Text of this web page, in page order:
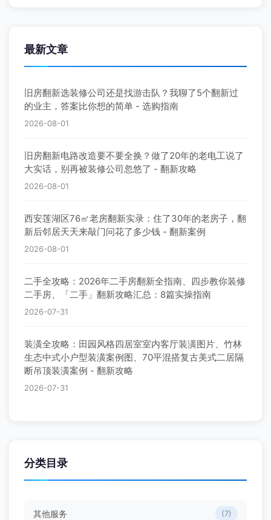
最新文章
旧房翻新选装修公司还是找游击队？我聊了5个翻新过
的业主，答案比你想的简单 - 选购指南
2026-08-01
旧房翻新电路改造要不要全换？做了20年的老电工说了
大实话，别再被装修公司忽悠了 - 翻新攻略
2026-08-01
西安莲湖区76㎡老房翻新实录：住了30年的老房子，翻
新后邻居天天来敲门问花了多少钱 - 翻新案例
2026-08-01
二手全攻略：2026年二手房翻新全指南、四步教你装修
二手房、「二手」翻新攻略汇总：8篇实操指南
2026-07-31
装潢全攻略：田园风格四居室室内客厅装潢图片、竹林
生态中式小户型装潢案例图、70平混搭复古美式二居隔
断吊顶装潢案例 - 翻新攻略
2026-07-31
分类目录
其他服务 (7)